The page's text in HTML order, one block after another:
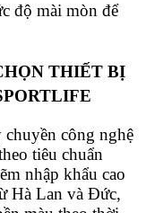
độ mài mòn để
THIẾT BỊ
chuyền công nghệ
tiêu chuẩn
nhập khẩu cao
Hà Lan và Đức,